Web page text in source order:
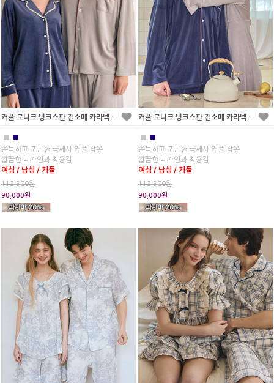
커플 로니크 밍크스판 긴소매 카라넥 투피스 잠옷(2C)
■ ■
쫀득하고 포근한 극세사 커플 잠옷
깔끔한 디자인과 착용감
여성 / 남성 / 커플
112,500원
90,000원
커플 로니크 밍크스판 긴소매 카라넥 원피스 잠옷(2C)
■ ■
쫀득하고 포근한 극세사 커플 잠옷
깔끔한 디자인과 착용감
여성 / 남성 / 커플
112,500원
90,000원